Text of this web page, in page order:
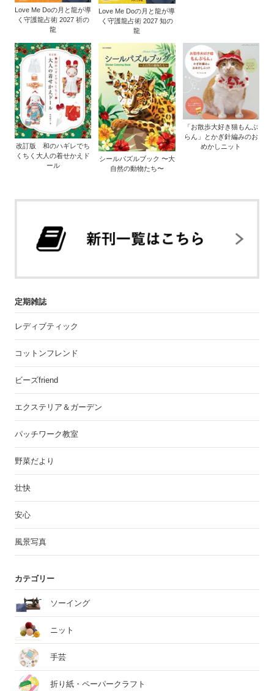
Love Me Doの月と龍が導
く守護龍占術 2027 祈の
龍
Love Me Doの月と龍が導
く守護龍占術 2027 知の
龍
改訂版 和のハギレでち
くちく大人の着せかえド
ール
シールパズルブック 〜大
自然の動物たち〜
「お散歩大好き猫もんぶ
らん」とかぎ針編みのお
めかしニット
定期雑誌
レディブティック
コットンフレンド
ビーズfriend
エクステリア＆ガーデン
パッチワーク教室
野菜だより
壮快
安心
風景写真
カテゴリー
ソーイング
ニット
手芸
折り紙・ペーパークラフト